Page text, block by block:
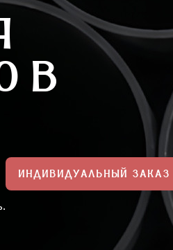
В
ИНДИВИДУАЛЬНЫЙ ЗАКАЗ